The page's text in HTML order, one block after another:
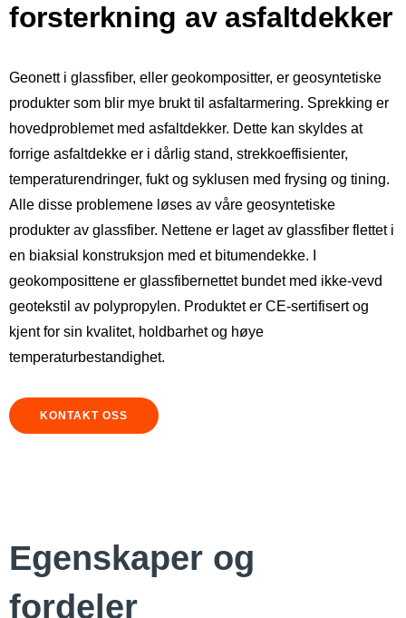
forsterkning av asfaltdekker
Geonett i glassfiber, eller geokompositter, er geosyntetiske
produkter som blir mye brukt til asfaltarmering. Sprekking er
hovedproblemet med asfaltdekker. Dette kan skyldes at
forrige asfaltdekke er i dårlig stand, strekkoeffisienter,
temperaturendringer, fukt og syklusen med frysing og tining.
Alle disse problemene løses av våre geosyntetiske
produkter av glassfiber. Nettene er laget av glassfiber flettet i
en biaksial konstruksjon med et bitumendekke. I
geokomposittene er glassfibernettet bundet med ikke-vevd
geotekstil av polypropylen. Produktet er CE-sertifisert og
kjent for sin kvalitet, holdbarhet og høye
temperaturbestandighet.
KONTAKT OSS
Egenskaper og
fordeler